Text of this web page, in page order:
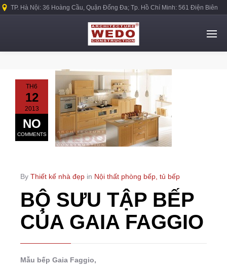
TP. Hà Nội: 36 Hoàng Cầu, Quận Đống Đa; Tp. Hồ Chí Minh: 561 Điện Biên
TH6
12
2013
NO
COMMENTS
By Thiết kế nhà đẹp in Nội thất phòng bếp, tủ bếp
BỘ SƯU TẬP BẾP
CỦA GAIA FAGGIO
Mẫu bếp Gaia Faggio,